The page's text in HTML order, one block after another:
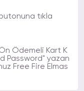
alışveriş
uzun
tıkla
Ödemeli Kart K
Password" yazan
Free Fire Elmas